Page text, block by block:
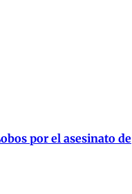
por el asesinato de